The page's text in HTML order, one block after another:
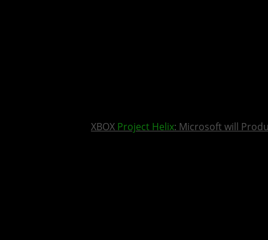
XBOX Project Helix: Microsoft will